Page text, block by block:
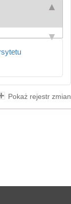
Pokaż rejestr zmian